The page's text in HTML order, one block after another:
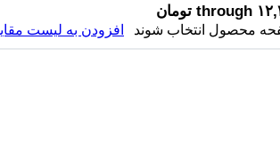
محصول انتخاب شوند افزودن به لیست